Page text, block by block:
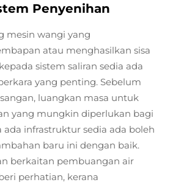
Penyenihan
mesin wangi yang
atau menghasilkan sisa
sistem saliran sedia ada
yang penting. Sebelum
luangkan masa untuk
yang mungkin diperlukan bagi
infrastruktur sedia ada boleh
baru ini dengan baik.
berkaitan pembuangan air
perhatian, kerana